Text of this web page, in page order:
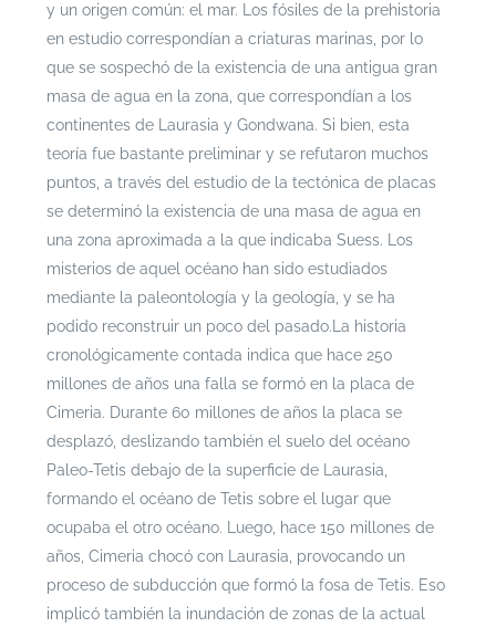
y un origen común: el mar. Los fósiles de la prehistoria
en estudio correspondían a criaturas marinas, por lo
que se sospechó de la existencia de una antigua gran
masa de agua en la zona, que correspondían a los
continentes de Laurasia y Gondwana. Si bien, esta
teoría fue bastante preliminar y se refutaron muchos
puntos, a través del estudio de la tectónica de placas
se determinó la existencia de una masa de agua en
una zona aproximada a la que indicaba Suess. Los
misterios de aquel océano han sido estudiados
mediante la paleontología y la geología, y se ha
podido reconstruir un poco del pasado.La historia
cronológicamente contada indica que hace 250
millones de años una falla se formó en la placa de
Cimeria. Durante 60 millones de años la placa se
desplazó, deslizando también el suelo del océano
Paleo-Tetis debajo de la superficie de Laurasia,
formando el océano de Tetis sobre el lugar que
ocupaba el otro océano. Luego, hace 150 millones de
años, Cimeria chocó con Laurasia, provocando un
proceso de subducción que formó la fosa de Tetis. Eso
implicó también la inundación de zonas de la actual